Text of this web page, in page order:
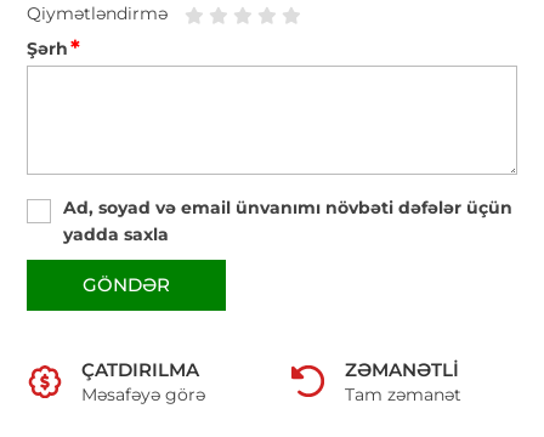
Qiymətləndirmə
Şərh*
Ad, soyad və email ünvanımı növbəti dəfələr üçün
yadda saxla
GÖNDƏR
ÇATDIRILMA
Məsafəyə görə
ZƏMANƏTLI
Tam zəmanət